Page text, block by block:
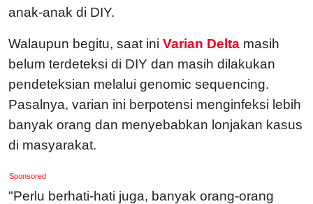
anak-anak di DIY.
Walaupun begitu, saat ini Varian Delta masih
belum terdeteksi di DIY dan masih dilakukan
pendeteksian melalui genomic sequencing.
Pasalnya, varian ini berpotensi menginfeksi lebih
banyak orang dan menyebabkan lonjakan kasus
di masyarakat.
Sponsored
"Perlu berhati-hati juga, banyak orang-orang